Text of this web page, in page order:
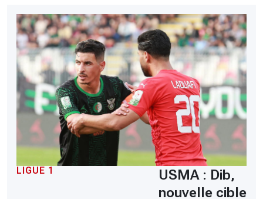
LIGUE 1
USMA : Dib,
nouvelle cible